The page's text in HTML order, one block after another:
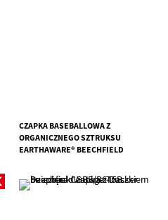
CZAPKA BASEBALLOWA Z
ORGANICZNEGO SZTRUKSU
EARTHAWARE® BEECHFIELD